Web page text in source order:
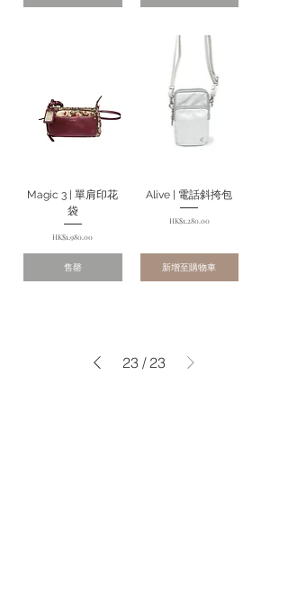
Magic 3 | 單肩印花
袋
價格
HK$1,980.00
售罄
Alive | 電話斜挎包
價格
HK$1,280.00
新增至購物車
23 / 23